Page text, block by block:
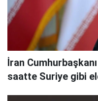
İran
saatte Suriye gibi